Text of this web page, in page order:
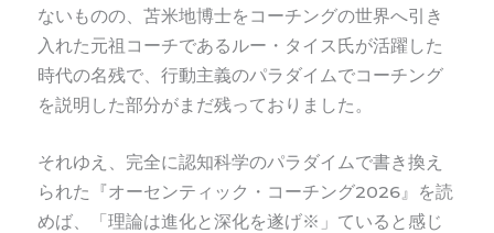
ないものの、 苫米地博士をコーチングの世界へ引き
入れた元祖コーチであるルー・タイス氏が活躍した
時代の名残で、行動主義のパラダイムでコーチング
を説明した部分がまだ残っておりました。
それゆえ、完全に認知科学のパラダイムで書き換え
られた『オーセンティック・コーチング2026』を読
めば、「理論は進化と深化を遂げ※」ていると感じ